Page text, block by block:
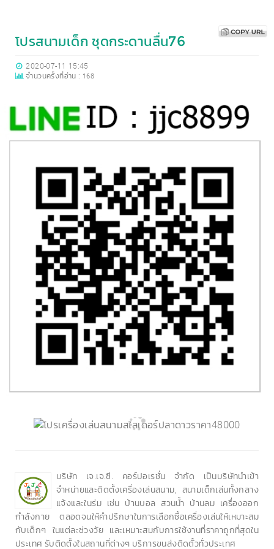
โปรสนามเด็ก ชุดกระดานลื่น76
2020-07-11 15:45
จำนวนครั้งที่อ่าน : 168
บริษัท เจ.เจ.ซี. คอร์ปอเรชั่น จำกัด เป็นบริษัทนำเข้า
จำหน่ายและติดตั้งเครื่องเล่นสนาม, สนามเด็กเล่นทั้งกลาง
แจ้งและในร่ม เช่น บ้านบอล สวนน้ำ บ้านลม เครื่องออก
กำลังกาย ตลอดจนให้คำปรึกษาในการเลือกซื้อเครื่องเล่นให้เหมาะสม
กับเด็กๆ ในแต่ละช่วงวัย และเหมาะสมกับการใช้งานที่ราคาถูกที่สุดใน
ประเทศ รับติดตั้งในสถานที่ต่างๆ บริการขนส่งติดตั้วทั่วประเทศ